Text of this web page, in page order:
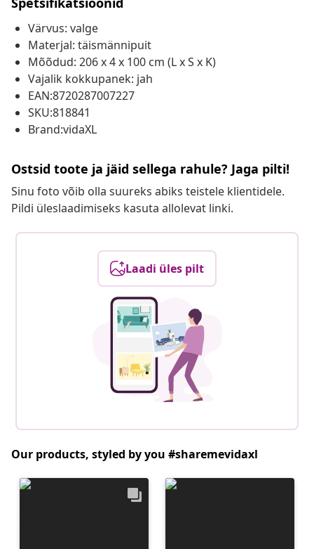
Värvus: valge
Materjal: täismännipuit
Mõõdud: 206 x 4 x 100 cm (L x S x K)
Vajalik kokkupanek: jah
EAN:8720287007227
SKU:818841
Brand:vidaXL
Ostsid toote ja jäid sellega rahule? Jaga pilti!
Sinu foto võib olla suureks abiks teistele klientidele.
Pildi üleslaadimiseks kasuta allolevat linki.
Laadi üles pilt
Our products, styled by you #sharemevidaxl